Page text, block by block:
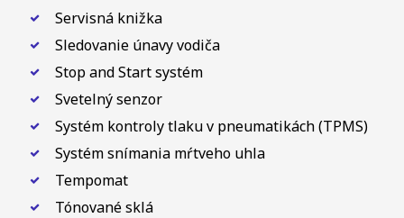
Servisná knižka
Sledovanie únavy vodiča
Stop and Start systém
Svetelný senzor
Systém kontroly tlaku v pneumatikách (TPMS)
Systém snímania mŕtveho uhla
Tempomat
Tónované sklá